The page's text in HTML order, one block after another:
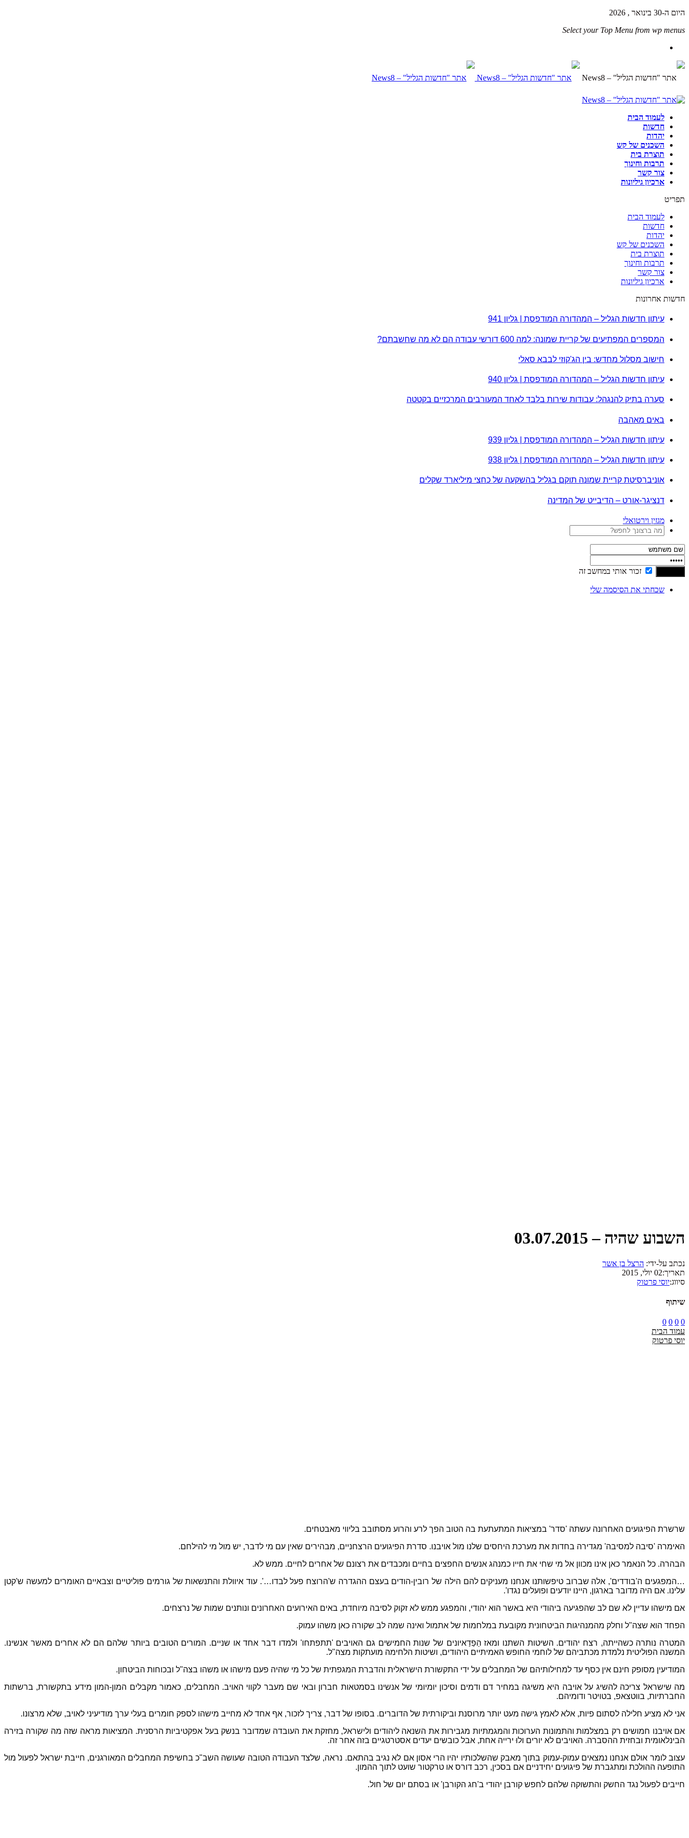
היום ה-30 בינואר , 2026
Select your Top Menu from wp menus
לעמוד הבית
חדשות
יהדות
השכנים של קש
תוצרת בית
תרבות וחינוך
צור קשר
ארכיון גיליונות
תפריט
לעמוד הבית
חדשות
יהדות
השכנים של קש
תוצרת בית
תרבות וחינוך
צור קשר
ארכיון גיליונות
חדשות אחרונות
עיתון חדשות הגליל – המהדורה המודפסת | גליון 941
המספרים המפתיעים של קריית שמונה: למה 600 דורשי עבודה הם לא מה שחשבתם?
חישוב מסלול מחדש: בין הג'קוזי לבבא סאלי
עיתון חדשות הגליל – המהדורה המודפסת | גליון 940
סערה בתיק להנגהל: עבודות שירות בלבד לאחד המעורבים המרכזיים בקטטה
באים מאהבה
עיתון חדשות הגליל – המהדורה המודפסת | גליון 939
עיתון חדשות הגליל – המהדורה המודפסת | גליון 938
אוניברסיטת קריית שמונה תוקם בגליל בהשקעה של כחצי מיליארד שקלים
דנציגר-אורט – הדיבייט של המדינה
מגזין וירטואלי
זכור אותי במחשב זה
שכחתי את הסיסמה שלי
השבוע שהיה – 03.07.2015
נכתב על-ידי: הרצל בן אשר
תאריך:02 יולי, 2015
סיווג:יוסי פרטוק
שיתוף
0
0
0
0
עמוד הבית
יוסי פרטוק
שרשרת הפיגועים האחרונה עשתה 'סדר' במציאות המתעתעת בה הטוב הפך לרע והרוע מסתובב בליווי מאבטחים.
האימרה 'סיבה למסיבה' מגדירה בחדות את מערכת היחסים שלנו מול אויבנו. סדרת הפיגועים הרצחניים, מבהירים שאין עם מי לדבר, יש מול מי להילחם.
הבהרה. כל הנאמר כאן אינו מכוון אל מי שחי את חייו כמנהג אנשים החפצים בחיים ומכבדים את רצונם של אחרים לחיים. ממש לא.
…המפגעים ה'בודדים', אלה שברוב טיפשותנו אנחנו מעניקים להם הילה של רובין-הודים בעצם ההגדרה ש'הרוצח פעל לבדו…'. עוד איוולת והתנשאות של גורמים פוליטיים וצבאיים האומרים למעשה ש'קטן
עלינו. אם היה מדובר בארגון, היינו יודעים ופועלים נגדו'.
אם מישהו עדיין לא שם לב שהפגיעה ביהודי היא באשר הוא יהודי, והמפגע ממש לא זקוק לסיבה מיוחדת, באים האירועים האחרונים ונותנים שמות של נרצחים.
הפחד הוא שצה"ל וחלק מהמנהיגות הביטחונית מקובעת במלחמות של אתמול ואינה שמה לב שקורה כאן משהו עמוק.
המטרה נותרה כשהייתה, רצח יהודים. השיטות השתנו ומאז הַפַדַאיונים של שנות החמישים גם האויבים 'תתפתחו' ולמדו דבר אחד או שניים. המורים הטובים ביותר שלהם הם לא אחרים מאשר אנשינו.
המשנה הפוליטית נלמדת מכתביהם של לוחמי החופש האמיתיים היהודים, ושיטות הלחימה מועתקות מצה"ל.
המודיעין מסופק חינם אין כסף עד למחילותיהם של המחבלים על ידי התקשורת הישראלית והדברת המגפתית של כל מי שהיה פעם מישהו או משהו בצה"ל ובכוחות הביטחון.
מה שישראל צריכה להשיג על אויבה היא משיגה במחיר דם ודמים וסיכון יומיומי של אנשינו בסמטאות חברון ובאי שם מעבר לקווי האויב. המחבלים, כאמור מקבלים המון-המון מידע בתקשורת, ברשתות
החברתיות, בווטצאפ, בטויטר ודומיהם.
אני לא מציע חלילה לסתום פיות, אלא לאמץ גישה מעט יותר מרוסנת וביקורתית של הדוברים. בסופו של דבר, צריך לזכור, אף אחד לא מחייב מישהו לספק חומרים בעלי ערך מודיעיני לאויב, שלא מרצונו.
אם אויבנו חמושים רק במצלמות והתמונות הערוכות והמגמתיות מגבירות את השנאה ליהודים ולישראל, מחזקת את העובדה שמדובר בנשק בעל אפקטיביות הרסנית. המציאות מראה שזה מה שקורה בזירה
הבינלאומית ובחזית ההסברה. האויבים לא יורים ולוּ ירייה אחת, אבל כובשים יעדים אסטרטגיים בזה אחר זה.
עצוב לומר אולם אנחנו נמצאים עמוק-עמוק בתוך מאבק שהשלכותיו יהיו הרי אסון אם לא נגיב בהתאם. נראה, שלצד העבודה הטובה שעושה השב"כ בחשיפת המחבלים המאורגנים, חייבת ישראל לפעול מול
התופעה ההולכת ומתגברת של פיגועים יחידניים אם בסכין, רכב דורס או טרקטור שועט לתוך ההמון.
חייבים לפעול נגד החשק והתשוקה שלהם לחפש קורבן יהודי ב'חג הקורבן' או בסתם יום של חול.